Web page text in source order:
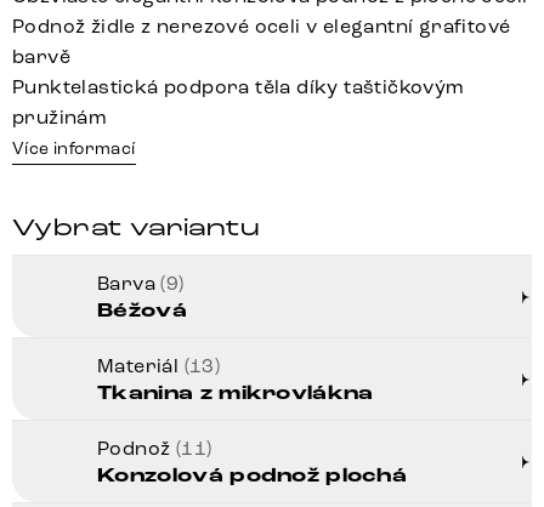
Podnož židle z nerezové oceli v elegantní grafitové
barvě
Punktelastická podpora těla díky taštičkovým
pružinám
Více informací
Vybrat variantu
Barva(9)
Béžová
Materiál (13)
Tkanina z mikrovlákna
Podnož (11)
Konzolová podnož plochá